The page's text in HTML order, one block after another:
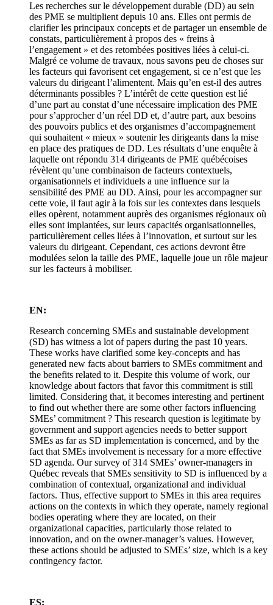
Les recherches sur le développement durable (DD) au sein
des PME se multiplient depuis 10 ans. Elles ont permis de
clarifier les principaux concepts et de partager un ensemble de
constats, particulièrement à propos des « freins à
l’engagement » et des retombées positives liées à celui-ci.
Malgré ce volume de travaux, nous savons peu de choses sur
les facteurs qui favorisent cet engagement, si ce n’est que les
valeurs du dirigeant l’alimentent. Mais qu’en est-il des autres
déterminants possibles ? L’intérêt de cette question est lié
d’une part au constat d’une nécessaire implication des PME
pour s’approcher d’un réel DD et, d’autre part, aux besoins
des pouvoirs publics et des organismes d’accompagnement
qui souhaitent « mieux » soutenir les dirigeants dans la mise
en place des pratiques de DD. Les résultats d’une enquête à
laquelle ont répondu 314 dirigeants de PME québécoises
révèlent qu’une combinaison de facteurs contextuels,
organisationnels et individuels a une influence sur la
sensibilité des PME au DD. Ainsi, pour les accompagner sur
cette voie, il faut agir à la fois sur les contextes dans lesquels
elles opèrent, notamment auprès des organismes régionaux où
elles sont implantées, sur leurs capacités organisationnelles,
particulièrement celles liées à l’innovation, et surtout sur les
valeurs du dirigeant. Cependant, ces actions devront être
modulées selon la taille des PME, laquelle joue un rôle majeur
sur les facteurs à mobiliser.
EN:
Research concerning SMEs and sustainable development
(SD) has witness a lot of papers during the past 10 years.
These works have clarified some key-concepts and has
generated new facts about barriers to SMEs commitment and
the benefits related to it. Despite this volume of work, our
knowledge about factors that favor this commitment is still
limited. Considering that, it becomes interesting and pertinent
to find out whether there are some other factors influencing
SMEs’ commitment ? This research question is legitimate by
government and support agencies needs to better support
SMEs as far as SD implementation is concerned, and by the
fact that SMEs involvement is necessary for a more effective
SD agenda. Our survey of 314 SMEs’ owner-managers in
Québec reveals that SMEs sensitivity to SD is influenced by a
combination of contextual, organizational and individual
factors. Thus, effective support to SMEs in this area requires
actions on the contexts in which they operate, namely regional
bodies operating where they are located, on their
organizational capacities, particularly those related to
innovation, and on the owner-manager’s values. However,
these actions should be adjusted to SMEs’ size, which is a key
contingency factor.
ES: